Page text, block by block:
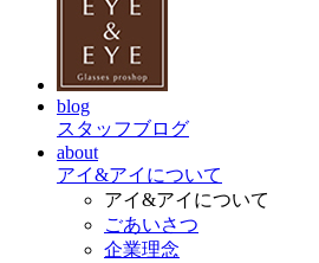
blog
スタッフブログ
about
アイ&アイについて
アイ&アイについて
ごあいさつ
企業理念